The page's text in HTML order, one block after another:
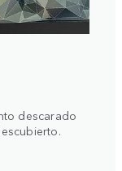
descarado